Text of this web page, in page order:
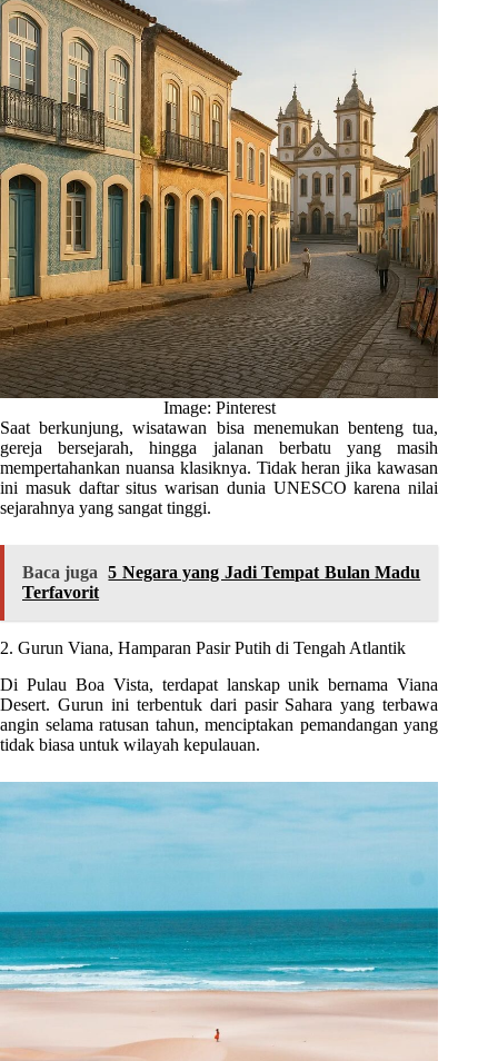
Image: Pinterest
Saat berkunjung, wisatawan bisa menemukan benteng tua,
gereja bersejarah, hingga jalanan berbatu yang masih
mempertahankan nuansa klasiknya. Tidak heran jika kawasan
ini masuk daftar situs warisan dunia UNESCO karena nilai
sejarahnya yang sangat tinggi.
Baca juga
5 Negara yang Jadi Tempat Bulan Madu
Terfavorit
2. Gurun Viana, Hamparan Pasir Putih di Tengah Atlantik
Di Pulau Boa Vista, terdapat lanskap unik bernama Viana
Desert. Gurun ini terbentuk dari pasir Sahara yang terbawa
angin selama ratusan tahun, menciptakan pemandangan yang
tidak biasa untuk wilayah kepulauan.